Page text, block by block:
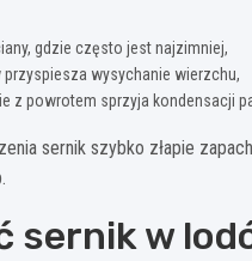
gdzie często jest najzimniej,
wysychanie wierzchu,
z powrotem sprzyja kondensacji
sernik szybko złapie
sernik w